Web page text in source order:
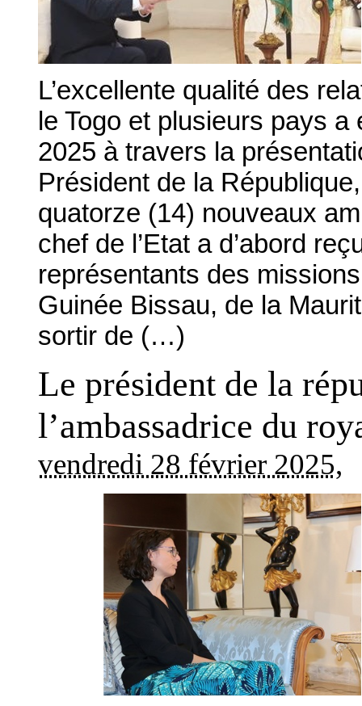
L’excellente qualité des
le Togo et plusieurs pays
2025 à travers la
Président de la
quatorze (14) nouveaux
chef de l’Etat a d’abord
représentants des
Guinée Bissau, de la
sortir de (…)
Le président de la
l’ambassadrice du
vendredi 28 février 2025,